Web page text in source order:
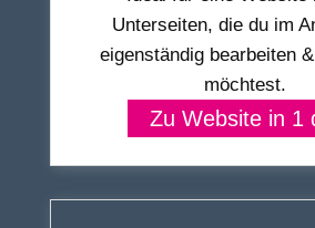
Unterseiten, die du im
eigenständig bearbeiten
möchtest.
Zu Website in 1